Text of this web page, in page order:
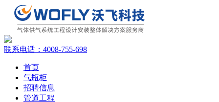
联系电话： 4008-755-698
首页
气瓶柜
招聘信息
管道工程